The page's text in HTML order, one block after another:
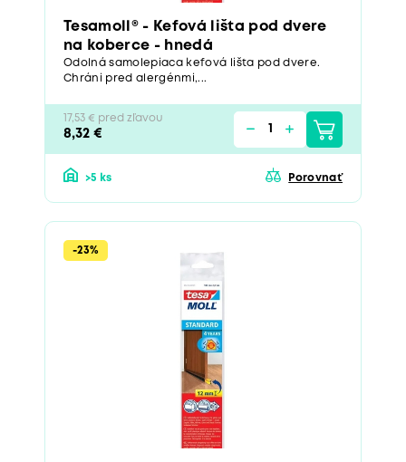
Tesamoll® - Kefová lišta pod dvere
na koberce - hnedá
Odolná samolepiaca kefová lišta pod dvere.
Chráni pred alergénmi,...
17,53 € pred zľavou
8,32 €
>5 ks Porovnať
-23%